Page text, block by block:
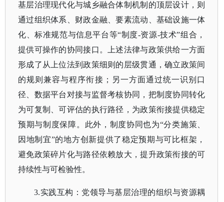
基层治理现代化与城乡融合体制机制的顶层设计，则
通过组织体系、财政金融、要素流动、基础设施一体
化、标准规范与信息平台等“制度-资源-技术”组合，
提供可操作的协同接口。上述法律与政策供给一方面
形成了从上位法到政策细则的层级贯通，确立政策间
的规则兼容与程序衔接；另一方面通过统一识别口
径、数据平台对接与监督考核协同，把制度协同转化
为可复制、可评估的执行路径，为政策衔接提供稳定
预期与制度保障。此外，制度协同也为“分类施策、
因地制宜”的地方创新提供了稳定预期与可比框架，
避免政策碎片化与路径依赖放大，提升政策衔接的可
持续性与可检验性。
3.实践互构：党领导与基层治理的组织与资源耦